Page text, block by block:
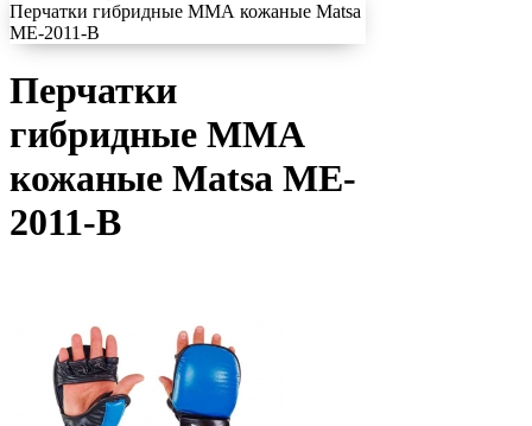
Перчатки гибридные ММА кожаные Matsa
ME-2011-B
Перчатки
гибридные ММА
кожаные Matsa ME-
2011-B